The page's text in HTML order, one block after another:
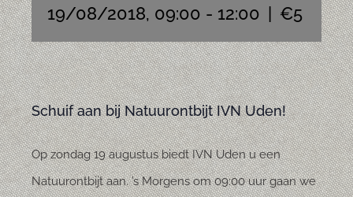
19/08/2018, 09:00 - 12:00 | €5
Schuif aan bij Natuurontbijt IVN Uden!
Op zondag 19 augustus biedt IVN Uden u een
Natuurontbijt aan. ’s Morgens om 09:00 uur gaan we